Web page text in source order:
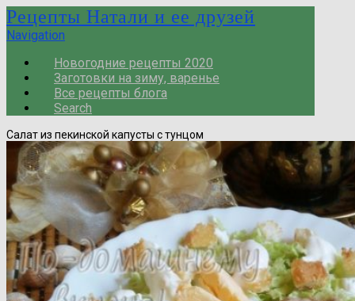
Рецепты Натали и ее друзей
Navigation
Новогодние рецепты 2020
Заготовки на зиму, варенье
Все рецепты блога
Search
Салат из пекинской капусты с тунцом